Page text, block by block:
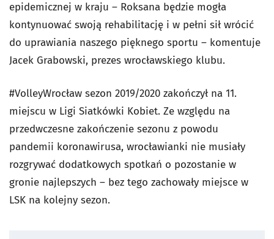
epidemicznej w kraju – Roksana będzie mogła
kontynuować swoją rehabilitację i w pełni sił wrócić
do uprawiania naszego pięknego sportu – komentuje
Jacek Grabowski, prezes wrocławskiego klubu.
#VolleyWrocław sezon 2019/2020 zakończył na 11.
miejscu w Ligi Siatkówki Kobiet. Ze względu na
przedwczesne zakończenie sezonu z powodu
pandemii koronawirusa, wrocławianki nie musiały
rozgrywać dodatkowych spotkań o pozostanie w
gronie najlepszych – bez tego zachowały miejsce w
LSK na kolejny sezon.